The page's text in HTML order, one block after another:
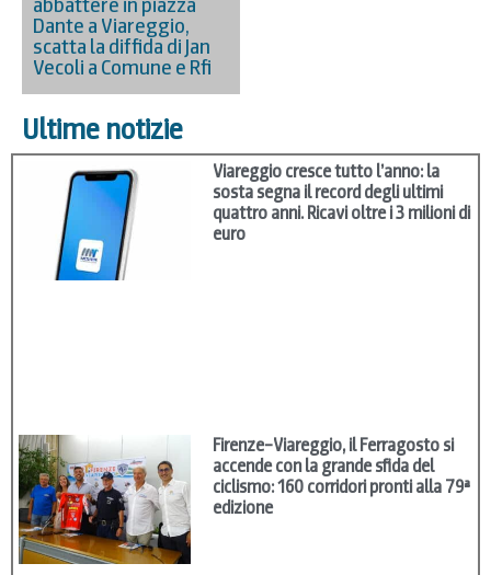
Dante a Viareggio,
scatta la diffida di Jan
Vecoli a Comune e Rfi
Ultime notizie
Viareggio cresce tutto l’anno: la
sosta segna il record degli ultimi
quattro anni. Ricavi oltre i 3 milioni di
euro
Firenze–Viareggio, il Ferragosto si
accende con la grande sfida del
ciclismo: 160 corridori pronti alla 79ª
edizione